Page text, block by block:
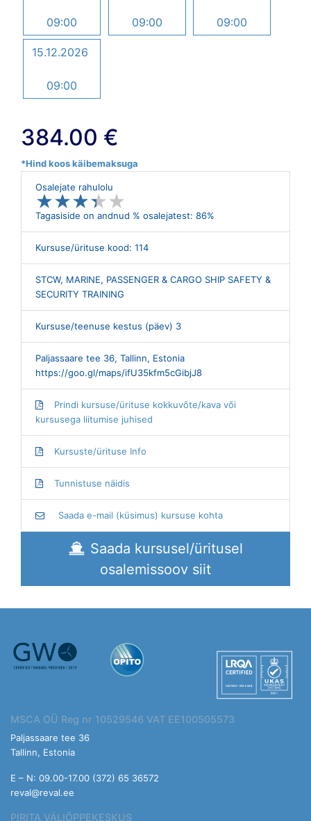
09:00 09:00 09:00
15.12.2026
09:00
384.00 €
*Hind koos käibemaksuga
Osalejate rahulolu
★★★★ ★
★★★★ ★
Tagasiside on andnud % osalejatest: 86%
Kursuse/ürituse kood: 114
STCW, MARINE, PASSENGER & CARGO SHIP SAFETY &
SECURITY TRAINING
Kursuse/teenuse kestus (päev) 3
Paljassaare tee 36, Tallinn, Estonia
https://goo.gl/maps/ifU35kfm5cGibjJ8
Prindi kursuse/ürituse kokkuvõte/kava või
kursusega liitumise juhised
Kursuste/ürituse Info
Tunnistuse näidis
Saada e-mail (küsimus) kursuse kohta
Saada kursusel/üritusel
osalemissoov siit
MSCA OÜ Reg nr 10529546 VAT EE100505573
Paljassaare tee 36
Tallinn, Estonia
E – N: 09.00-17.00 (372) 65 36572
reval@reval.ee
PIRITA VÄLIÕPPEKESKUS